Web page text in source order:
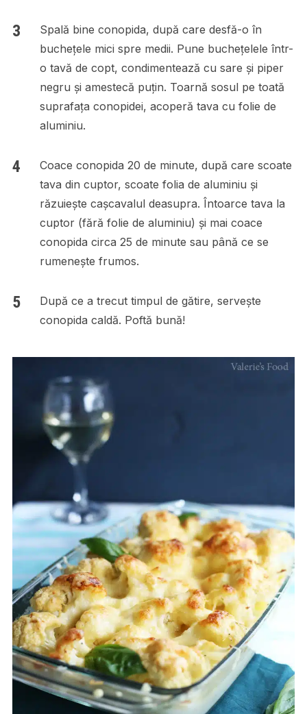
Spală bine conopida, după care desfă-o în
buchețele mici spre medii. Pune buchețelele într-
o tavă de copt, condimentează cu sare și piper
negru și amestecă puțin. Toarnă sosul pe toată
suprafața conopidei, acoperă tava cu folie de
aluminiu.
Coace conopida 20 de minute, după care scoate
tava din cuptor, scoate folia de aluminiu și
răzuiește cașcavalul deasupra. Întoarce tava la
cuptor (fără folie de aluminiu) și mai coace
conopida circa 25 de minute sau până ce se
rumenește frumos.
După ce a trecut timpul de gătire, servește
conopida caldă. Poftă bună!